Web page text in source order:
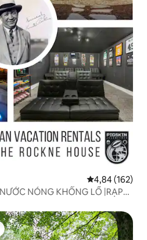
Xếp hạng
4,84 (162)
NÓNG KHỔNG LỒ |RẠP